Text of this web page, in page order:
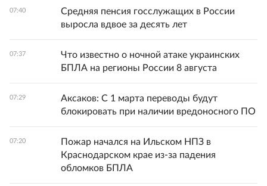
07:40
Средняя пенсия госслужащих в России
выросла вдвое за десять лет
07:37
Что известно о ночной атаке украинских
БПЛА на регионы России 8 августа
07:29
Аксаков: С 1 марта переводы будут
блокировать при наличии вредоносного ПО
07:20
Пожар начался на Ильском НПЗ в
Краснодарском крае из-за падения
обломков БПЛА